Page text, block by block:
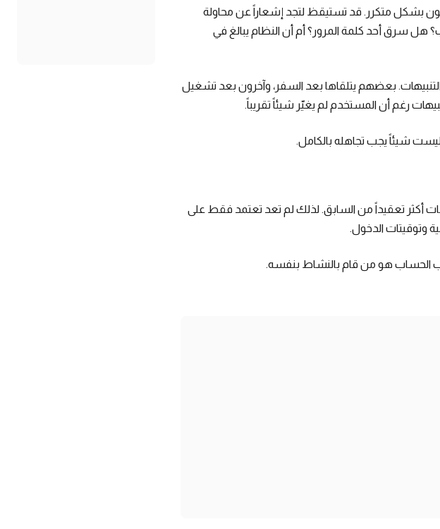
بشكل متكرر. قد تستيقظ لتجد إشعاراً عن محاولة
هل سرق أحد كلمة المرور؟ أم أن النظام يبالغ في
في هذه التنبيهات. بعضهم يتلقاها بعد السفر، وآخرون بعد تشغيل
ليست شيئاً يجب تجاهله بالكامل.
أكثر تعقيداً من السابق. لذلك لم تعد تعتمد فقط على
وتوقيتات الدخول.
الحساب هو من قام بالنشاط بنفسه.